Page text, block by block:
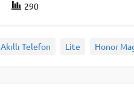
290
Akıllı Telefon Lite Honor